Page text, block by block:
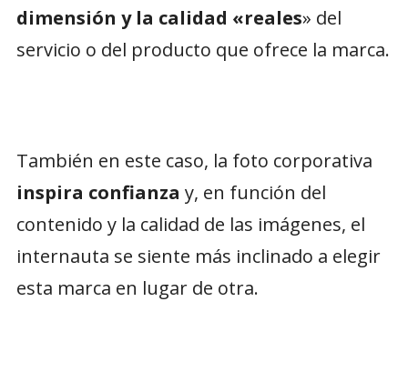
dimensión y la calidad «reales» del
servicio o del producto que ofrece la marca.
También en este caso, la foto corporativa
inspira confianza y, en función del
contenido y la calidad de las imágenes, el
internauta se siente más inclinado a elegir
esta marca en lugar de otra.